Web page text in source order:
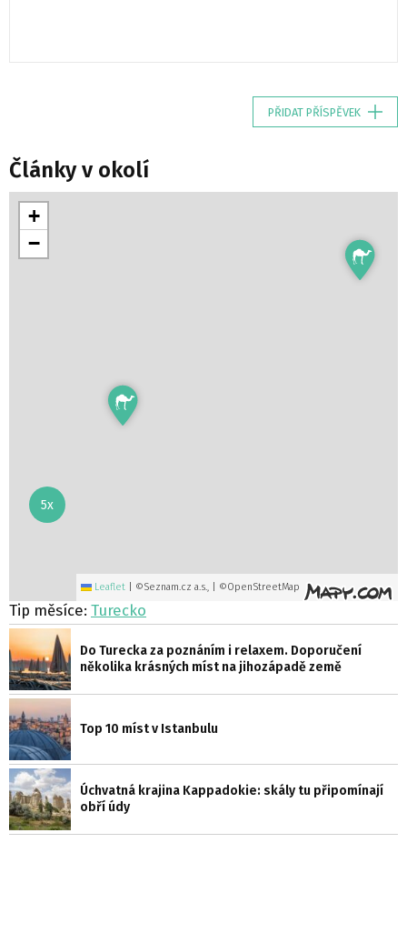
PŘIDAT PŘÍSPĚVEK
Články v okolí
5x
+
−
Leaflet ©Seznam.cz a.s., | ©OpenStreetMap
Tip měsíce: Turecko
Do Turecka za poznáním i relaxem. Doporučení
několika krásných míst na jihozápadě země
Top 10 míst v Istanbulu
Úchvatná krajina Kappadokie: skály tu připomínají
obří údy